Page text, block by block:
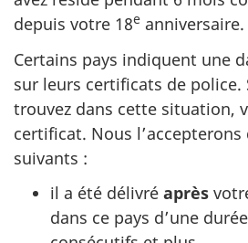
depuis votre 18e anniversaire.
Certains pays indiquent une
sur leurs certificats de police.
trouvez dans cette situation,
certificat. Nous l’accepterons
suivants :
il a été délivré après
dans ce pays d’une